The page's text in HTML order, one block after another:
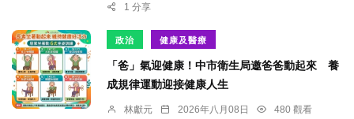
1 分享
政治 健康及醫療
「爸」氣迎健康！中市衛生局邀爸爸動起來 養
成規律運動迎接健康人生
林獻元 2026年八月08日
480 觀看